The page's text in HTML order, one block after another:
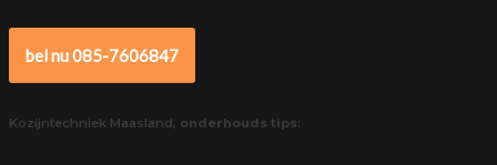
bel nu 085-7606847
Kozijntechniek Maasland, onderhouds tips: